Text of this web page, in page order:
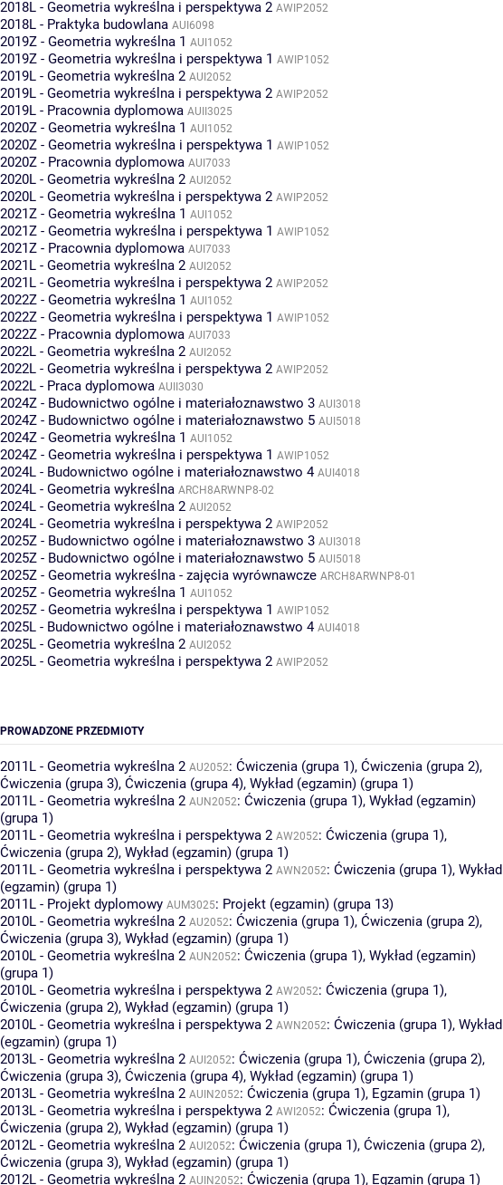
2018L - Geometria wykreślna i perspektywa 2 AWIP2052
2018L - Praktyka budowlana AUI6098
2019Z - Geometria wykreślna 1 AUI1052
2019Z - Geometria wykreślna i perspektywa 1 AWIP1052
2019L - Geometria wykreślna 2 AUI2052
2019L - Geometria wykreślna i perspektywa 2 AWIP2052
2019L - Pracownia dyplomowa AUII3025
2020Z - Geometria wykreślna 1 AUI1052
2020Z - Geometria wykreślna i perspektywa 1 AWIP1052
2020Z - Pracownia dyplomowa AUI7033
2020L - Geometria wykreślna 2 AUI2052
2020L - Geometria wykreślna i perspektywa 2 AWIP2052
2021Z - Geometria wykreślna 1 AUI1052
2021Z - Geometria wykreślna i perspektywa 1 AWIP1052
2021Z - Pracownia dyplomowa AUI7033
2021L - Geometria wykreślna 2 AUI2052
2021L - Geometria wykreślna i perspektywa 2 AWIP2052
2022Z - Geometria wykreślna 1 AUI1052
2022Z - Geometria wykreślna i perspektywa 1 AWIP1052
2022Z - Pracownia dyplomowa AUI7033
2022L - Geometria wykreślna 2 AUI2052
2022L - Geometria wykreślna i perspektywa 2 AWIP2052
2022L - Praca dyplomowa AUII3030
2024Z - Budownictwo ogólne i materiałoznawstwo 3 AUI3018
2024Z - Budownictwo ogólne i materiałoznawstwo 5 AUI5018
2024Z - Geometria wykreślna 1 AUI1052
2024Z - Geometria wykreślna i perspektywa 1 AWIP1052
2024L - Budownictwo ogólne i materiałoznawstwo 4 AUI4018
2024L - Geometria wykreślna ARCH8ARWNP8-02
2024L - Geometria wykreślna 2 AUI2052
2024L - Geometria wykreślna i perspektywa 2 AWIP2052
2025Z - Budownictwo ogólne i materiałoznawstwo 3 AUI3018
2025Z - Budownictwo ogólne i materiałoznawstwo 5 AUI5018
2025Z - Geometria wykreślna - zajęcia wyrównawcze ARCH8ARWNP8-01
2025Z - Geometria wykreślna 1 AUI1052
2025Z - Geometria wykreślna i perspektywa 1 AWIP1052
2025L - Budownictwo ogólne i materiałoznawstwo 4 AUI4018
2025L - Geometria wykreślna 2 AUI2052
2025L - Geometria wykreślna i perspektywa 2 AWIP2052
PROWADZONE PRZEDMIOTY
2011L - Geometria wykreślna 2 AU2052: Ćwiczenia (grupa 1), Ćwiczenia (grupa 2),
Ćwiczenia (grupa 3), Ćwiczenia (grupa 4), Wykład (egzamin) (grupa 1)
2011L - Geometria wykreślna 2 AUN2052: Ćwiczenia (grupa 1), Wykład (egzamin)
(grupa 1)
2011L - Geometria wykreślna i perspektywa 2 AW2052: Ćwiczenia (grupa 1),
Ćwiczenia (grupa 2), Wykład (egzamin) (grupa 1)
2011L - Geometria wykreślna i perspektywa 2 AWN2052: Ćwiczenia (grupa 1), Wykład
(egzamin) (grupa 1)
2011L - Projekt dyplomowy AUM3025: Projekt (egzamin) (grupa 13)
2010L - Geometria wykreślna 2 AU2052: Ćwiczenia (grupa 1), Ćwiczenia (grupa 2),
Ćwiczenia (grupa 3), Wykład (egzamin) (grupa 1)
2010L - Geometria wykreślna 2 AUN2052: Ćwiczenia (grupa 1), Wykład (egzamin)
(grupa 1)
2010L - Geometria wykreślna i perspektywa 2 AW2052: Ćwiczenia (grupa 1),
Ćwiczenia (grupa 2), Wykład (egzamin) (grupa 1)
2010L - Geometria wykreślna i perspektywa 2 AWN2052: Ćwiczenia (grupa 1), Wykład
(egzamin) (grupa 1)
2013L - Geometria wykreślna 2 AUI2052: Ćwiczenia (grupa 1), Ćwiczenia (grupa 2),
Ćwiczenia (grupa 3), Ćwiczenia (grupa 4), Wykład (egzamin) (grupa 1)
2013L - Geometria wykreślna 2 AUIN2052: Ćwiczenia (grupa 1), Egzamin (grupa 1)
2013L - Geometria wykreślna i perspektywa 2 AWI2052: Ćwiczenia (grupa 1),
Ćwiczenia (grupa 2), Wykład (egzamin) (grupa 1)
2012L - Geometria wykreślna 2 AUI2052: Ćwiczenia (grupa 1), Ćwiczenia (grupa 2),
Ćwiczenia (grupa 3), Wykład (egzamin) (grupa 1)
2012L - Geometria wykreślna 2 AUIN2052: Ćwiczenia (grupa 1), Egzamin (grupa 1)